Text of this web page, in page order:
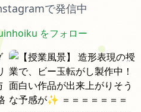
で発信中
をフォロー